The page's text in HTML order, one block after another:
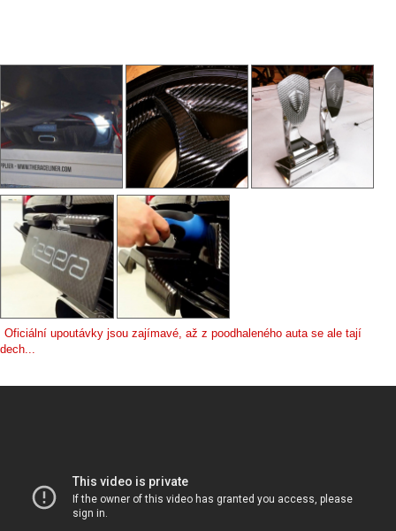
Oficiální upoutávky jsou zajímavé, až z poodhaleného auta se ale tají
dech...